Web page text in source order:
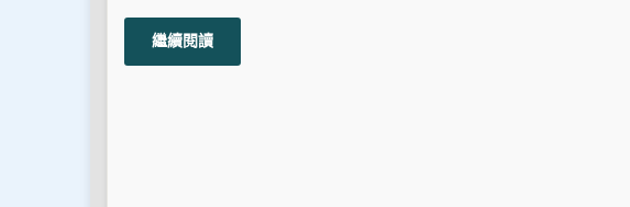
繼續閱讀